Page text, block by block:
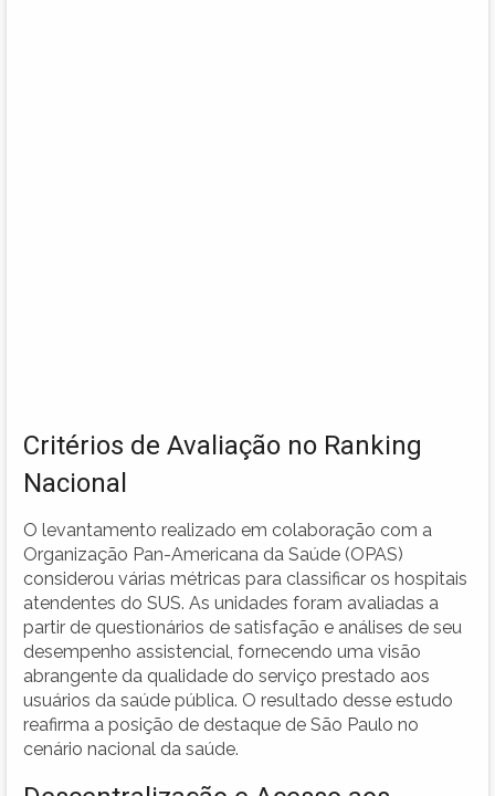
Critérios de Avaliação no Ranking
Nacional
O levantamento realizado em colaboração com a
Organização Pan-Americana da Saúde (OPAS)
considerou várias métricas para classificar os hospitais
atendentes do SUS. As unidades foram avaliadas a
partir de questionários de satisfação e análises de seu
desempenho assistencial, fornecendo uma visão
abrangente da qualidade do serviço prestado aos
usuários da saúde pública. O resultado desse estudo
reafirma a posição de destaque de São Paulo no
cenário nacional da saúde.